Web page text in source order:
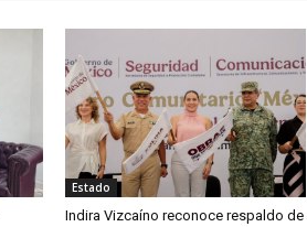
Estado
Indira Vizcaíno reconoce respaldo de